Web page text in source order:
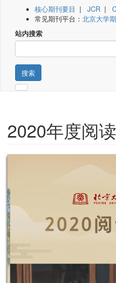
核心期刊要目 | JCR |
常见期刊平台： 北京大学
站内搜索
搜索
2020年度阅